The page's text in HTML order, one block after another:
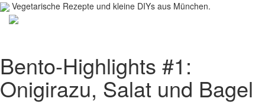
Vegetarische Rezepte und kleine DIYs aus München.
Bento-Highlights #1:
Onigirazu, Salat und Bagel